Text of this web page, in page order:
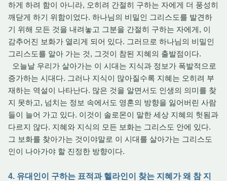
하게 하려 함이 아니라, 오히려 간절히 구하는 자에게 더 풍성히
깨닫게 하기 위함이었다. 하나님의 비밀인 그리스도를 발견하
기 위해 모든 것을 내려놓고 그분을 간절히 구하는 자에게, 이
감추어진 보화가 열리게 되어 있다. 그러므로 하나님의 비밀인
그리스도를 알아 가는 것, 그것이 참된 지혜의 출발점이다.
오늘날 우리가 살아가는 이 시대는 지식과 정보가 폭발적으로
증가하는 시대다. 그러나 지식이 많아질수록 지혜는 오히려 부
재하는 역설이 나타난다. 많은 것을 알면서도 인생의 의미를 찾
지 못하고, 넘치는 정보 속에서도 영혼의 방향을 잃어버린 사람
들이 늘어 가고 있다. 이것이 솔로몬이 말한 세상 지혜의 헛됨과
다르지 않다. 지혜와 지식의 모든 보화는 그리스도 안에 있다.
그 보화를 찾아가는 것이야말로 이 시대를 살아가는 그리스도
인이 나아가야 할 진정한 방향이다.
4. 유대인이 구하는 표적과 헬라인이 찾는 지혜가 왜 참 지